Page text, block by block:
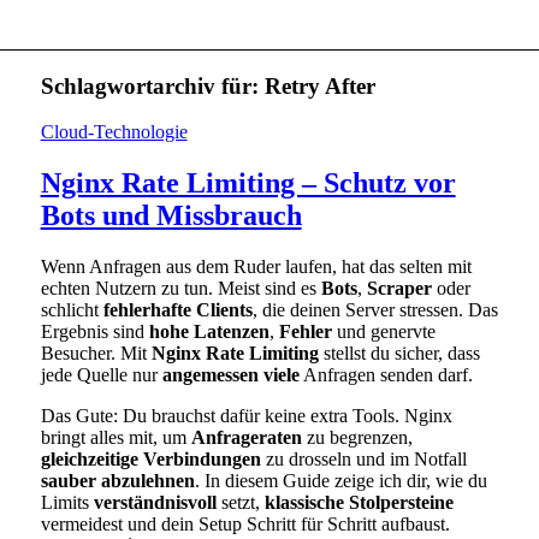
Schlagwortarchiv für: Retry After
Cloud-Technologie
Nginx Rate Limiting – Schutz vor
Bots und Missbrauch
Wenn Anfragen aus dem Ruder laufen, hat das selten mit
echten Nutzern zu tun. Meist sind es Bots, Scraperoder
schlicht fehlerhafte Clients, die deinen Server stressen. Das
Ergebnis sind hohe Latenzen, Fehlerund genervte
Besucher. Mit Nginx Rate Limitingstellst du sicher, dass
jede Quelle nurangemessen vieleAnfragen senden darf.
Das Gute: Du brauchst dafür keine extra Tools. Nginx
bringt alles mit, um Anfrageraten zu begrenzen,
gleichzeitige Verbindungen zu drosseln und im Notfall
sauber abzulehnen. In diesem Guide zeige ich dir, wie du
Limits verständnisvollsetzt, klassische Stolpersteine
vermeidest und dein Setup Schritt für Schritt aufbaust.